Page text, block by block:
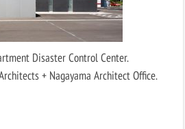
Disaster Control Center.
+ Nagayama Architect Office.